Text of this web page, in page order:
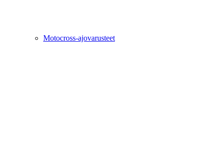
Motocross-ajovarusteet